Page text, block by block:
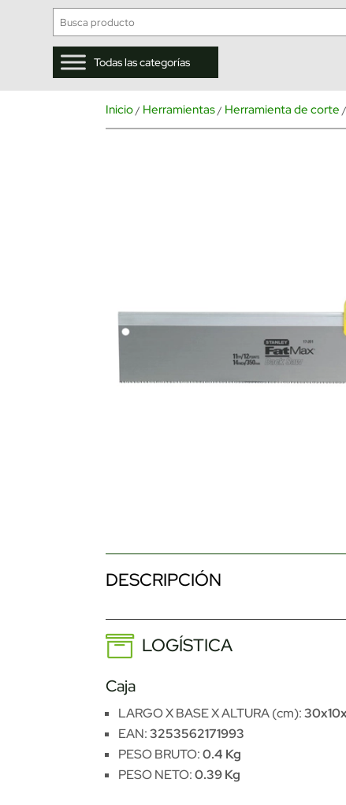
Todas las categorías
Inicio/ Herramientas/ Herramienta de corte
DESCRIPCIÓN
LOGÍSTICA
Caja
LARGO X BASE X ALTURA (cm):
EAN:3253562171993
PESO BRUTO:0.4 Kg
PESO NETO:0.39 Kg